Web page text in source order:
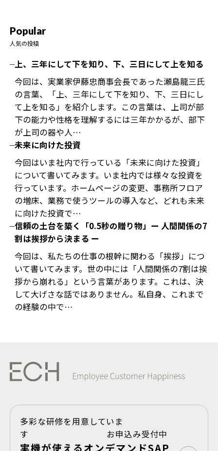
Popular
人気の投稿
上、三年にして下を知り、下、三日にして上を知る
今回は、実業家伊藤忠商事会長であった瀬島龍三氏
の言葉、「上、三年にして下を知り、下、三日にし
て上を知る」を紹介します。この言葉は、上司が部
下の能力や性格を理解するには三年かかるが、部下
が上司の器や人…
未来に向けた投資
今回はいま社内で行っている「未来に向けた投資」
について書いてみます。いま社内では様々な投資を
行っています。ホームページの変更、事務所フロア
の増床、業務で使うツールの導入など、どれも未来
に向けた投資で…
信頼の土台を築く「0.5秒の贈り物」ー 人間関係の7
割は挨拶から決まる ー
今回は、私たちの仕事の根幹に関わる「挨拶」につ
いて書いてみます。世の中には「人間関係の7割は挨
拶から崩れる」という言葉があります。これは、決
して大げさな話ではありません。私自身、これまで
の経験の中で…
多彩な研修を用意していま
す お申込み受付中
実機が使えるオンデマンドSAP